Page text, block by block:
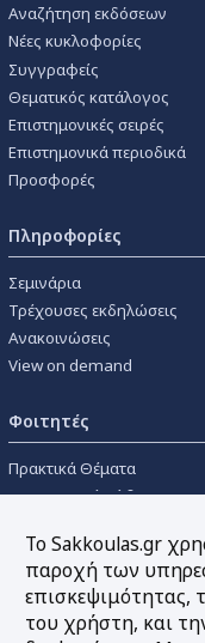
Αναζήτηση εκδόσεων
Νέες κυκλοφορίες
Συγγραφείς
Θεματικός κατάλογος
Επιστημονικές σειρές
Επιστημονικά περιοδικά
Προσφορές
Πληροφορίες
Σεμινάρια
Τρέχουσες εκδηλώσεις
Ανακοινώσεις
View on demand
Φοιτητές
Πρακτικά Θέματα
Οικονομικοί Κώδικες
Συγγραμμάτων
Εργαλεία
Το Sakkoulas.gr
παροχή των
επισκεψιμότητας,
του χρήστη, και